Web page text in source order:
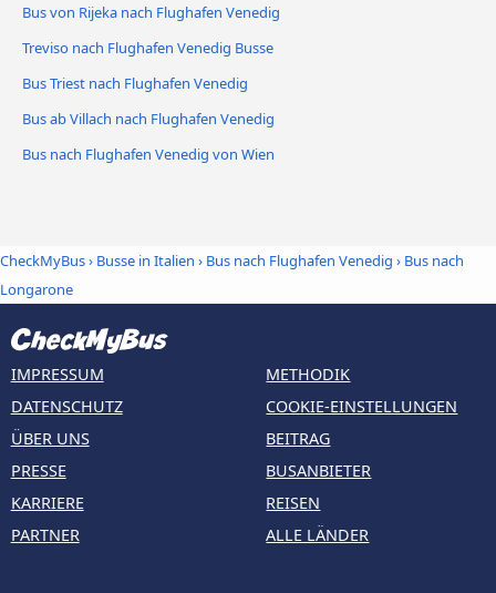
Bus von Rijeka nach Flughafen Venedig
Treviso nach Flughafen Venedig Busse
Bus Triest nach Flughafen Venedig
Bus ab Villach nach Flughafen Venedig
Bus nach Flughafen Venedig von Wien
CheckMyBus› Busse in Italien › Bus nach Flughafen Venedig › Bus nach
Longarone
IMPRESSUM
DATENSCHUTZ
ÜBER UNS
PRESSE
KARRIERE
PARTNER
METHODIK
COOKIE-EINSTELLUNGEN
BEITRAG
BUSANBIETER
REISEN
ALLE LÄNDER